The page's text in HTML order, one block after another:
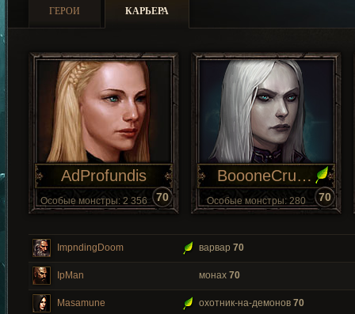
ГЕРОИ КАРЬЕРА
AdProfundis
Особые монстры: 2 356 70
BoooneCrusha
Особые монстры: 280 70
ImpndingDoom варвар 70
IpMan монах 70
Masamune охотник-на-демонов 70